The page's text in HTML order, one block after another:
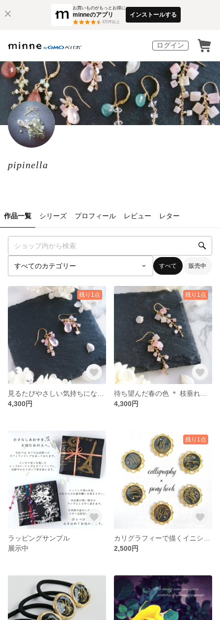
お買いものがもっとお得に
minneのアプリ
3万件以上
インストールする
ログイン
pipinella
作品一覧 シリーズ プロフィール レビュー レター
すべて 販売中
残り1点
4,300円
残り1点
4,300円
ラッピングサンプル
展示中
残り1点
2,500円